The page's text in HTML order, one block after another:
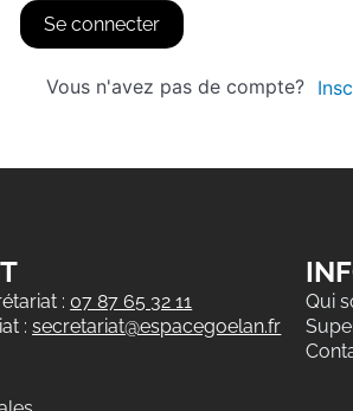
Se connecter
Vous n'avez pas de compte?
: 07 87 65 32 11
:secretariat@espacegoelan.fr
Qui